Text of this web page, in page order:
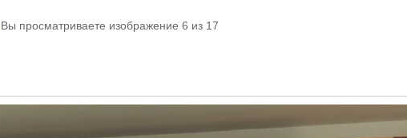
. Вы просматриваете изображение 6 из 17